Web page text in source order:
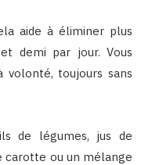
aide à éliminer plus
demi par jour. Vous
volonté, toujours sans
de légumes, jus de
carotte ou un mélange